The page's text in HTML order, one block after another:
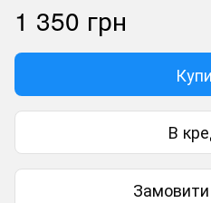
1 350 грн
В